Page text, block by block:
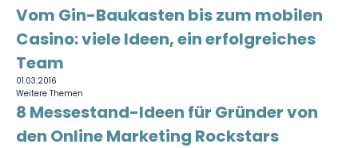
Vom Gin-Baukasten bis zum mobilen
Casino: viele Ideen, ein erfolgreiches
Team
01.03.2016
Weitere Themen
8 Messestand-Ideen für Gründer von
den Online Marketing Rockstars